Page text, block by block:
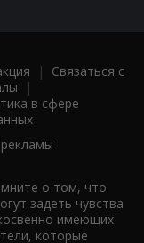
| Связаться с
|
в сфере
о том, что
задеть чувства
имеющих
которые